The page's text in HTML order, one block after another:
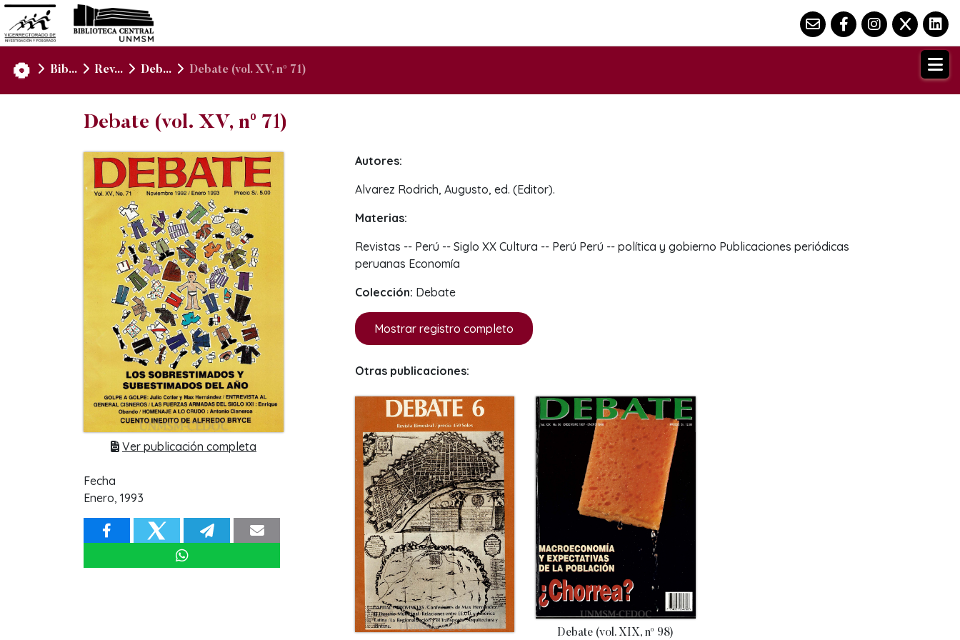
Bib... Rev... Deb... Debate (vol. XV, nº 71)
Debate (vol. XV, nº 71)
Ver publicación completa
Fecha
Enero, 1993
Autores:
Alvarez Rodrich, Augusto, ed. (Editor).
Materias:
Revistas -- Perú -- Siglo XX Cultura -- Perú Perú -- política y gobierno Publicaciones periódicas
peruanas Economía
Colección: Debate
Mostrar registro completo
Otras publicaciones:
Debate (vol. XIX, nº 98)